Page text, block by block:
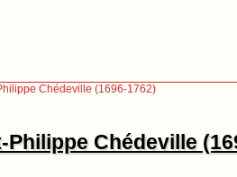
Chédeville (1696-1762)
Philippe Chédeville